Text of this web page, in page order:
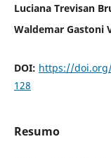
Luciana Trevisan
Waldemar Gastoni
DOI: https://doi.org/
128
Resumo